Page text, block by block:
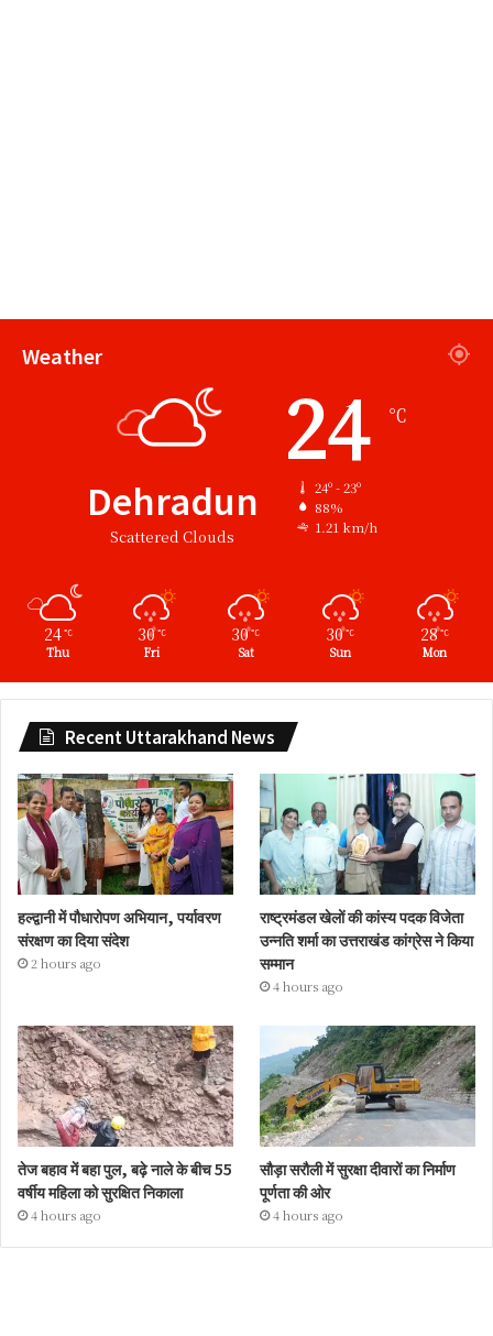
Weather
Dehradun
Scattered Clouds
24 ℃
24º - 23º
88%
1.21 km/h
24 ℃
Thu
30 ℃
Fri
30℃
Sat
30℃
Sun
28℃
Mon
Recent Uttarakhand News
हल्द्वानी में पौधारोपण अभियान, पर्यावरण
संरक्षण का दिया संदेश
2 hours ago
राष्ट्रमंडल खेलों की कांस्य पदक विजेता
उन्नति शर्मा का उत्तराखंड कांग्रेस ने किया
सम्मान
4 hours ago
तेज बहाव में बहा पुल, बढ़े नाले के बीच 55
वर्षीय महिला को सुरक्षित निकाला
4 hours ago
सौड़ा सरौली में सुरक्षा दीवारों का निर्माण
पूर्णता की ओर
4 hours ago